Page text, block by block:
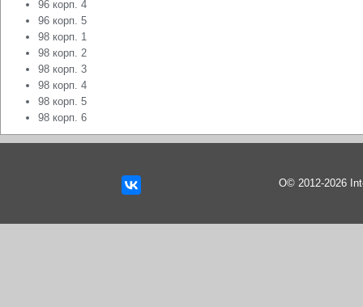
96 корп. 4
96 корп. 5
98 корп. 1
98 корп. 2
98 корп. 3
98 корп. 4
98 корп. 5
98 корп. 6
О© 2012-2026